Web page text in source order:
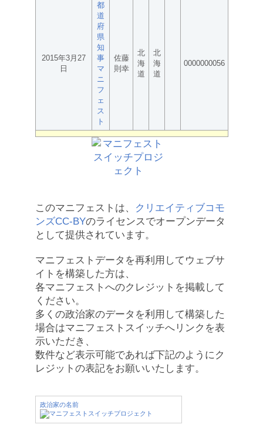
2015年3月27
日
都
道
府
県
知
事
マ
ニ
フ
ェ
ス
ト
佐藤
則幸
北
海
道
北
海
道
0000000056
このマニフェストは、
クリエイティブコモ
ンズCC-BYのライセンスでオープンデータ
として提供されています。
マニフェストデータを再利用してウェブサ
イトを構築した方は、
各マニフェストへのクレジットを掲載して
ください。
多くの政治家のデータを利用して構築した
場合はマニフェストスイッチへリンクを表
示いただき、
数件など表示可能であれば下記のようにク
レジットの表記をお願いいたします。
政治家の名前